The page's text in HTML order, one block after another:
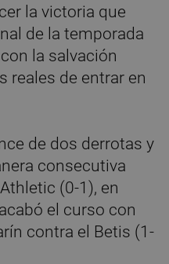
la victoria que
de la temporada
la salvación
reales de entrar en
de dos derrotas y
consecutiva
(0-1), en
el curso con
contra el Betis (1-